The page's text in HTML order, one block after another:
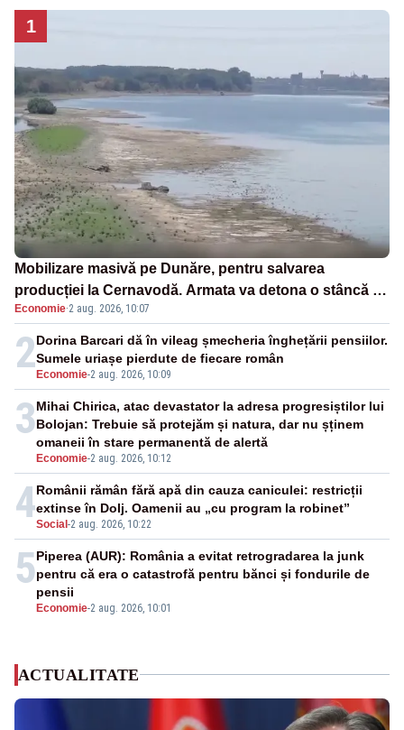
1
Mobilizare masivă pe Dunăre, pentru salvarea
producției la Cernavodă. Armata va detona o stâncă și
va devia apa fluviului - IMAGINI AERIENE
Economie·2 aug. 2026, 10:07
2 Economie-2 aug. 2026, 10:09
Dorina Barcari dă în vileag șmecheria înghețării pensiilor.
Sumele uriașe pierdute de fiecare român
3
Economie-2 aug. 2026, 10:12
Mihai Chirica, atac devastator la adresa progresiștilor lui
Bolojan: Trebuie să protejăm și natura, dar nu șținem
omaneii în stare permanentă de alertă
4Social -2 aug. 2026, 10:22
Românii rămân fără apă din cauza caniculei: restricții
extinse în Dolj. Oamenii au „cu program la robinet”
5
Economie-2 aug. 2026, 10:01
Piperea (AUR): România a evitat retrogradarea la junk
pentru că era o catastrofă pentru bănci și fondurile de
pensii
ACTUALITATE